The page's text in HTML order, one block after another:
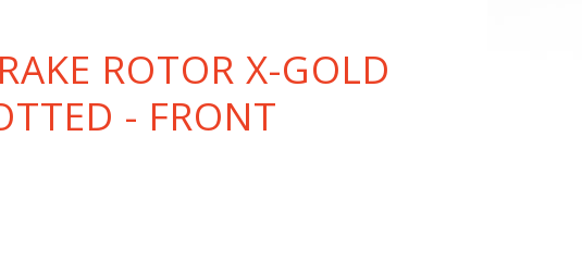
ROTOR X-GOLD
- FRONT